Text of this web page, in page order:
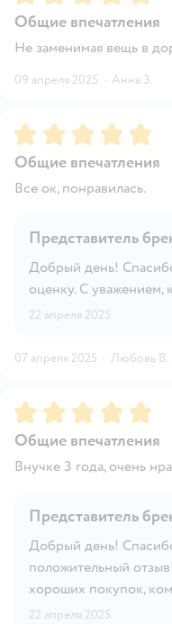
Общие впечатления
Не заменимая вещь в
09 апреля 2025 · Анна З.
Рейтинг:5
Общие впечатления
Все ок, понравилась.
Представитель
Добрый день!
оценку. С уважением,
22 апреля 2025
07 апреля 2025 · Любовь В.
Рейтинг:5
Общие впечатления
Внучке 3 года, очень
Представитель
Добрый день!
положительный
хороших покупок,
22 апреля 2025